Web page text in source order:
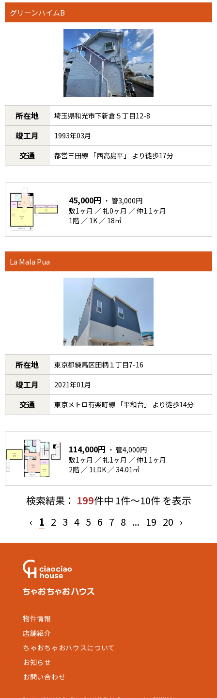
グリーンハイムB
所在地 埼玉県和光市下新倉５丁目12-8
竣工月 1993年03月
交通 都営三田線 「西高島平」 より徒歩17分
45,000円 ・ 管3,000円
敷1ヶ月 ／ 礼0ヶ月 ／ 仲1.1ヶ月
1階 ／ 1K ／ 18㎡
La Mala Pua
所在地 東京都練馬区田柄１丁目7-16
竣工月 2021年01月
交通 東京メトロ有楽町線 「平和台」 より徒歩14分
114,000円 ・ 管4,000円
敷1ヶ月 ／ 礼1ヶ月 ／ 仲1.1ヶ月
2階 ／ 1LDK ／ 34.01㎡
検索結果： 199件中 1件～10件 を表示
‹ 1 2 3 4 5 6 7 8 ... 19 20 ›
物件情報
店舗紹介
ちゃおちゃおハウスについて
お知らせ
お問い合わせ